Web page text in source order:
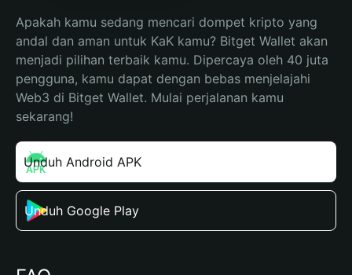
Apakah kamu sedang mencari dompet kripto yang
andal dan aman untuk KaK kamu? Bitget Wallet akan
menjadi pilihan terbaik kamu. Dipercaya oleh 40 juta
pengguna, kamu dapat dengan bebas menjelajahi
Web3 di Bitget Wallet. Mulai perjalanan kamu
sekarang!
Unduh Android APK
Unduh Google Play